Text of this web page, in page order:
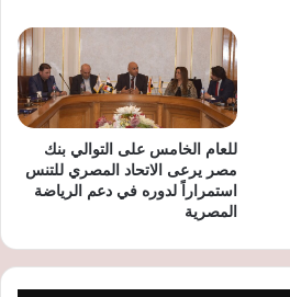
للعام الخامس على التوالي بنك
مصر يرعى الاتحاد المصري للتنس
استمراراً لدوره في دعم الرياضة
المصرية